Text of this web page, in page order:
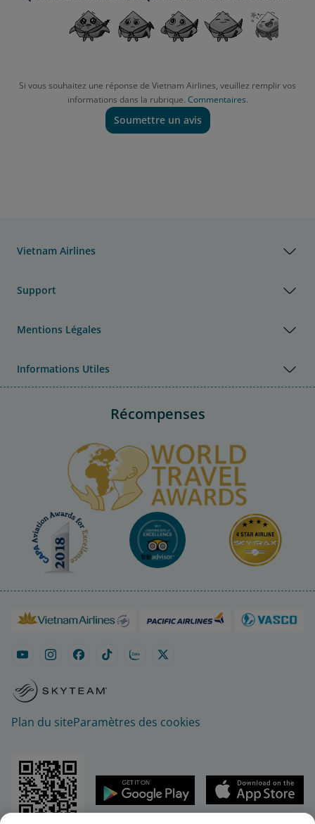
Si vous souhaitez une réponse de Vietnam Airlines, veuillez remplir vos
informations dans la rubrique. Commentaires.
Soumettre un avis
Vietnam Airlines
Support
Mentions Légales
Informations Utiles
Récompenses
Plan du siteParamètres des cookies